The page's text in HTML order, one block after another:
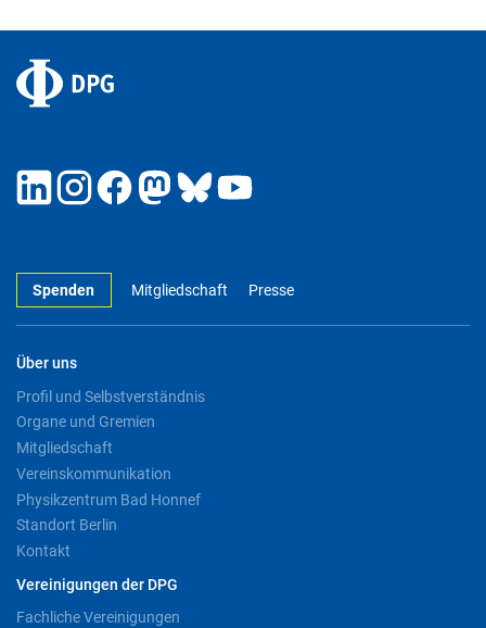
Spenden Mitgliedschaft Presse
Über uns
Profil und Selbstverständnis
Organe und Gremien
Mitgliedschaft
Vereinskommunikation
Physikzentrum Bad Honnef
Standort Berlin
Kontakt
Vereinigungen der DPG
Fachliche Vereinigungen